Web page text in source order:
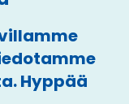
Hyppää